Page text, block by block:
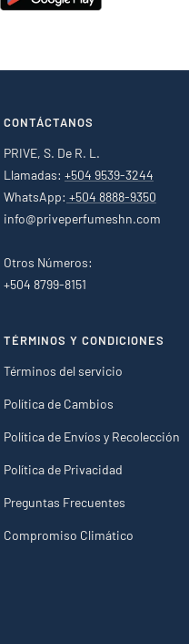
CONTÁCTANOS
PRIVE, S. De R. L.
Llamadas: +504 9539-3244
WhatsApp: +504 8888-9350
info@priveperfumeshn.com
Otros Números:
+504 8799-8151
TÉRMINOS Y CONDICIONES
Términos del servicio
Política de Cambios
Política de Envíos y Recolección
Política de Privacidad
Preguntas Frecuentes
Compromiso Climático